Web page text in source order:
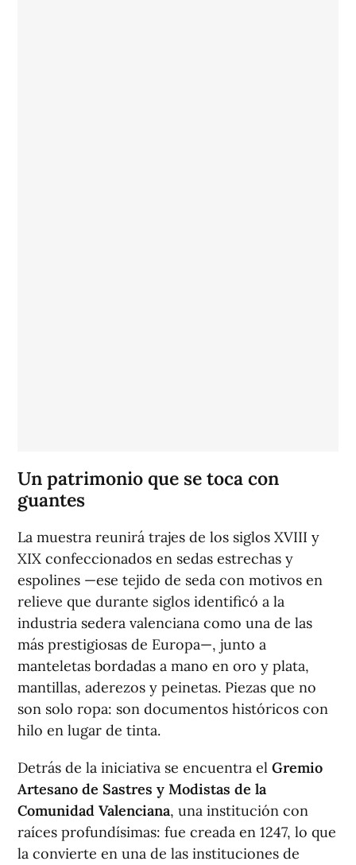
Un patrimonio que se toca con
guantes
La muestra reunirá trajes de los siglos XVIII y
XIX confeccionados en sedas estrechas y
espolines —ese tejido de seda con motivos en
relieve que durante siglos identificó a la
industria sedera valenciana como una de las
más prestigiosas de Europa—, junto a
manteletas bordadas a mano en oro y plata,
mantillas, aderezos y peinetas. Piezas que no
son solo ropa: son documentos históricos con
hilo en lugar de tinta.
Detrás de la iniciativa se encuentra el Gremio
Artesano de Sastres y Modistas de la
Comunidad Valenciana, una institución con
raíces profundísimas: fue creada en 1247, lo que
la convierte en una de las instituciones de